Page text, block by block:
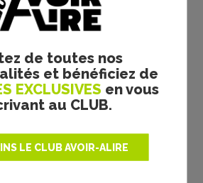
de toutes nos
et bénéficiez de
EXCLUSIVES en vous
au CLUB.
LE CLUB AVOIR-ALIRE
CULTES